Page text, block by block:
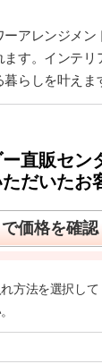
アレンジメ
ます。インテ
らしを叶えま
直販セン
だいたお
価格を確認
方法を選択し